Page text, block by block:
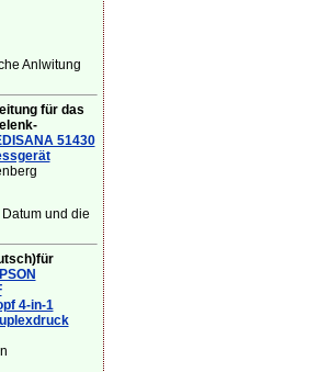
Anlwitung
für das
51430
und die
4-in-1